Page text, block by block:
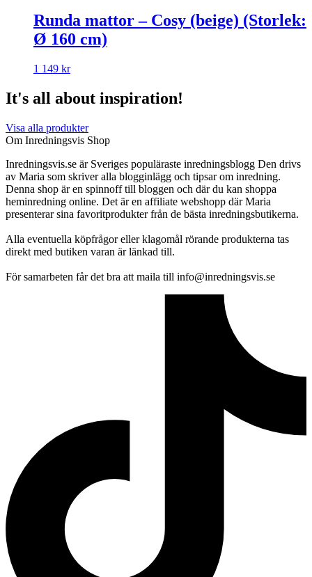
Runda mattor – Cosy (beige) (Storlek:
Ø 160 cm)
1 149 kr
It's all about inspiration!
Visa alla produkter
Om Inredningsvis Shop
Inredningsvis.se är Sveriges populäraste inredningsblogg Den drivs
av Maria som skriver alla blogginlägg och tipsar om inredning.
Denna shop är en spinnoff till bloggen och där du kan shoppa
heminredning online. Det är en affiliate webshopp där Maria
presenterar sina favoritprodukter från de bästa inredningsbutikerna.
Alla eventuella köpfrågor eller klagomål rörande produkterna tas
direkt med butiken varan är länkad till.
För samarbeten får det bra att maila till info@inredningsvis.se